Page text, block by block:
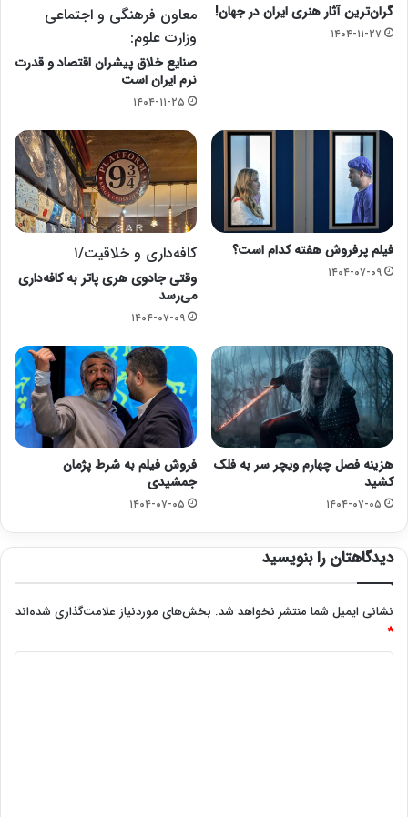
گران‌ترین آثار هنری ایران در جهان!
۱۴۰۴-۱۱-۲۷
معاون فرهنگی و اجتماعی
وزارت علوم:
صنایع خلاق پیشران اقتصاد و قدرت
نرم ایران است
۱۴۰۴-۱۱-۲۵
فیلم پرفروش هفته کدام است؟
۱۴۰۴-۰۷-۰۹
کافه‌داری و خلاقیت/۱
وقتی جادوی هری پاتر به کافه‌داری
می‌‎رسد
۱۴۰۴-۰۷-۰۹
هزینه فصل چهارم ویچر سر به فلک
کشید
۱۴۰۴-۰۷-۰۵
فروش فیلم به شرط پژمان
جمشیدی
۱۴۰۴-۰۷-۰۵
دیدگاهتان را بنویسید
نشانی ایمیل شما منتشر نخواهد شد. بخش‌های موردنیاز علامت‌گذاری شده‌اند
*